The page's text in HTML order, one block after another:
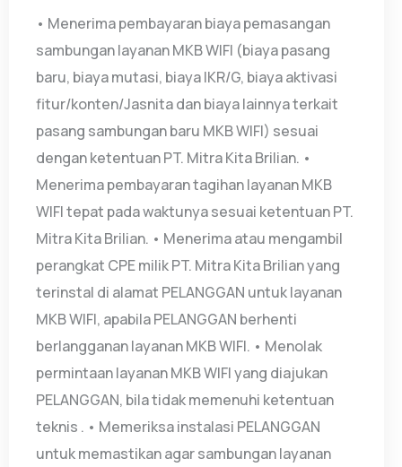
• Menerima pembayaran biaya pemasangan
sambungan layanan MKB WIFI (biaya pasang
baru, biaya mutasi, biaya IKR/G, biaya aktivasi
fitur/konten/Jasnita dan biaya lainnya terkait
pasang sambungan baru MKB WIFI) sesuai
dengan ketentuan PT. Mitra Kita Brilian. •
Menerima pembayaran tagihan layanan MKB
WIFI tepat pada waktunya sesuai ketentuan PT.
Mitra Kita Brilian. • Menerima atau mengambil
perangkat CPE milik PT. Mitra Kita Brilian yang
terinstal di alamat PELANGGAN untuk layanan
MKB WIFI, apabila PELANGGAN berhenti
berlangganan layanan MKB WIFI. • Menolak
permintaan layanan MKB WIFI yang diajukan
PELANGGAN, bila tidak memenuhi ketentuan
teknis . • Memeriksa instalasi PELANGGAN
untuk memastikan agar sambungan layanan